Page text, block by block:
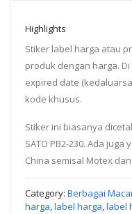
Highlights
Stiker label harga atau
produk dengan harga.
expired date
kode khusus.
Stiker ini biasanya
SATO PB2-230. Ada
China semisal Motex
Category: Berbagai
harga,label harga,label